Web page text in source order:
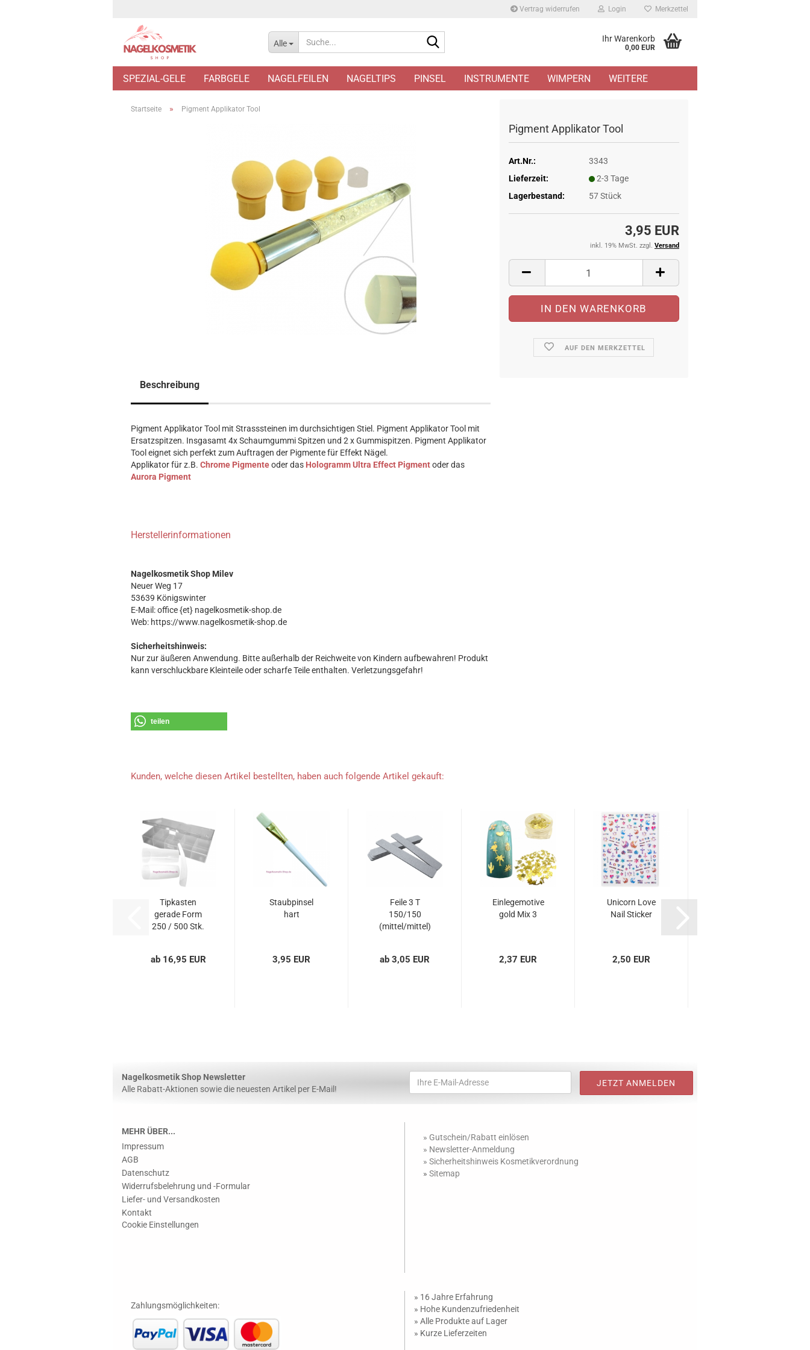
Vertrag widerrufen Login Merkzettel
Alle Ihr Warenkorb
0,00 EUR
SPEZIAL-GELE FARBGELE NAGELFEILEN NAGELTIPS PINSEL INSTRUMENTE WIMPERN WEITERE
Startseite » Pigment Applikator Tool
Pigment Applikator Tool
Art.Nr.:
3343
Lieferzeit:
2-3 Tage
Lagerbestand:
57Stück
3,95 EUR
inkl. 19% MwSt. zzgl. Versand
AUF DEN MERKZETTEL
Beschreibung
Pigment Applikator Tool mit Strasssteinen im durchsichtigen Stiel. Pigment Applikator Tool mit
Ersatzspitzen. Insgasamt 4x Schaumgummi Spitzen und 2 x Gummispitzen. Pigment Applikator
Tool eignet sich perfekt zum Auftragen der Pigmente für Effekt Nägel.
Applikator für z.B. Chrome Pigmenteoder das Hologramm Ultra Effect Pigmentoder das
Aurora Pigment
Herstellerinformationen
Nagelkosmetik Shop Milev
Neuer Weg 17
53639 Königswinter
E-Mail: office {et} nagelkosmetik-shop.de
Web: https://www.nagelkosmetik-shop.de
Sicherheitshinweis:
Nur zur äußeren Anwendung. Bitte außerhalb der Reichweite von Kindern aufbewahren! Produkt
kann verschluckbare Kleinteile oder scharfe Teile enthalten. Verletzungsgefahr!
teilen
Kunden, welche diesen Artikel bestellten, haben auch folgende Artikel gekauft:
Tipkasten
gerade Form
250 / 500 Stk.
ab 16,95 EUR
Staubpinsel
hart
3,95 EUR
Feile 3 T
150/150
(mittel/mittel)
ab 3,05 EUR
Einlegemotive
gold Mix 3
2,37 EUR
Unicorn Love
Nail Sticker
2,50 EUR
Nagelkosmetik Shop Newsletter
Alle Rabatt-Aktionen sowie die neuesten Artikel per E-Mail!
MEHR ÜBER...
Impressum
AGB
Datenschutz
Widerrufsbelehrung und -Formular
Liefer- und Versandkosten
Kontakt
Cookie Einstellungen
» Gutschein/Rabatt einlösen
» Newsletter-Anmeldung
» Sicherheitshinweis Kosmetikverordnung
» Sitemap
Zahlungsmöglichkeiten:
» 16 Jahre Erfahrung
» Hohe Kundenzufriedenheit
» Alle Produkte auf Lager
» Kurze Lieferzeiten